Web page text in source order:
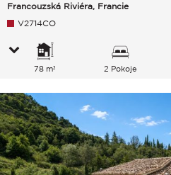
Francouzská Riviéra, Francie
V2714CO
78 m² 2 Pokoje